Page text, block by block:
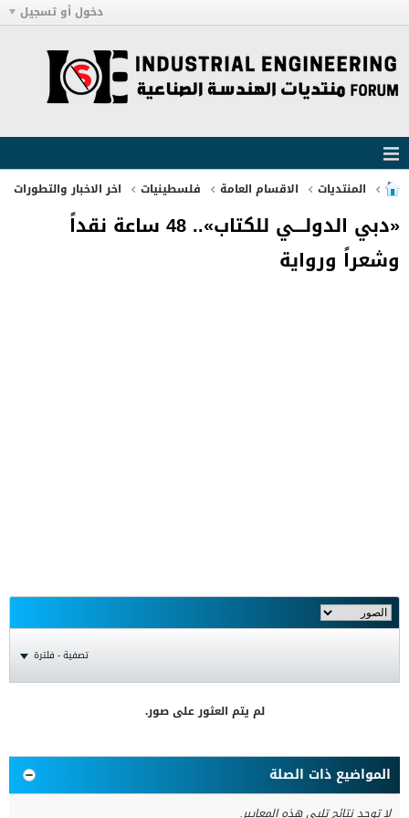
دخول أو تسجيل
المنتديات الاقسام العامة فلسطينيات اخر الاخبار والتطورات
«دبي الدولــــي للكتاب».. 48 ساعة نقداً
وشعراً ورواية
تصفية - فلترة
لم يتم العثور على صور.
المواضيع ذات الصلة
لا توجد نتائج تلبي هذه المعايير.